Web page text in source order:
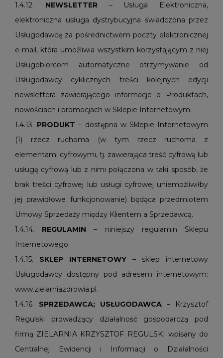
1.4.12. NEWSLETTER– Usługa Elektroniczna,
elektroniczna usługa dystrybucyjna świadczona przez
Usługodawcę za pośrednictwem poczty elektronicznej
e-mail, która umożliwia wszystkim korzystającym z niej
Usługobiorcom automatyczne otrzymywanie od
Usługodawcy cyklicznych treści kolejnych edycji
newslettera zawierającego informacje o Produktach,
nowościach i promocjach w Sklepie Internetowym.
1.4.13. PRODUKT – dostępna w Sklepie Internetowym
(1) rzecz ruchoma (w tym rzecz ruchoma z
elementami cyfrowymi, tj. zawierająca treść cyfrową lub
usługę cyfrową lub z nimi połączona w taki sposób, że
brak treści cyfrowej lub usługi cyfrowej uniemożliwiłby
jej prawidłowe funkcjonowanie) będąca przedmiotem
Umowy Sprzedaży między Klientem a Sprzedawcą.
1.4.14. REGULAMIN – niniejszy regulamin Sklepu
Internetowego.
1.4.15. SKLEP INTERNETOWY – sklep internetowy
Usługodawcy dostępny pod adresem internetowym:
www.zielarniazdrowia.pl.
1.4.16. SPRZEDAWCA; USŁUGODAWCA – Krzysztof
Regulski prowadzący działalność gospodarczą pod
firmą ZIELARNIA KRZYSZTOF REGULSKI wpisany do
Centralnej Ewidencji i Informacji o Działalności